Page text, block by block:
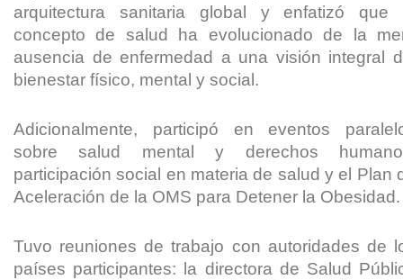
arquitectura sanitaria global y enfatizó que
concepto de salud ha evolucionado de la
ausencia de enfermedad a una visión integral
bienestar físico, mental y social.
Adicionalmente, participó en eventos
sobre salud mental y derechos
participación social en materia de salud y el Plan
Aceleración de la OMS para Detener la Obesidad.
Tuvo reuniones de trabajo con autoridades de
países participantes: la directora de Salud